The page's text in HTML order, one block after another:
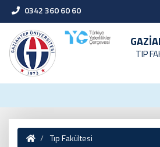
0342 360 60 60
TIP
Tıp Fakültesi